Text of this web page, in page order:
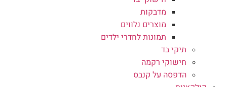
מדבקות
מוצרים נלווים
תמונות לחדרי ילדים
תיקי בד
חישוקי רקמה
הדפסה על קנבס